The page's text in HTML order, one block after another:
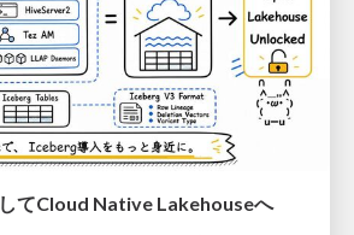
てCloud Native Lakehouseへ